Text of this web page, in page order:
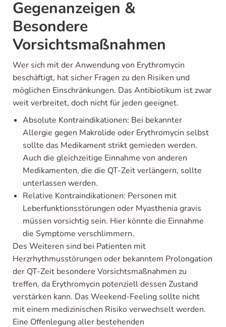
Gegenanzeigen &
Besondere
Vorsichtsmaßnahmen
Wer sich mit der Anwendung von Erythromycin
beschäftigt, hat sicher Fragen zu den Risiken und
möglichen Einschränkungen. Das Antibiotikum ist zwar
weit verbreitet, doch nicht für jeden geeignet.
Absolute Kontraindikationen: Bei bekannter
Allergie gegen Makrolide oder Erythromycin selbst
sollte das Medikament strikt gemieden werden.
Auch die gleichzeitige Einnahme von anderen
Medikamenten, die die QT-Zeit verlängern, sollte
unterlassen werden.
Relative Kontraindikationen: Personen mit
Leberfunktionsstörungen oder Myasthenia gravis
müssen vorsichtig sein. Hier könnte die Einnahme
die Symptome verschlimmern.
Des Weiteren sind bei Patienten mit
Herzrhythmusstörungen oder bekanntem Prolongation
der QT-Zeit besondere Vorsichtsmaßnahmen zu
treffen, da Erythromycin potenziell dessen Zustand
verstärken kann. Das Weekend-Feeling sollte nicht
mit einem medizinischen Risiko verwechselt werden.
Eine Offenlegung aller bestehenden